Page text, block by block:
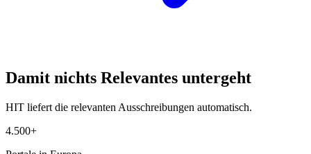
Damit nichts Relevantes untergeht
HIT liefert die relevanten Ausschreibungen automatisch.
4.500+